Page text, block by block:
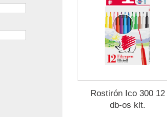
Rostirón Ico 300 12
db-os klt.